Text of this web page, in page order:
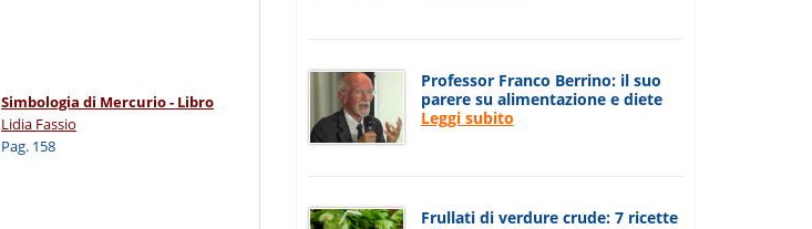
Simbologia di Mercurio - Libro
Lidia Fassio
Pag. 158
Professor Franco Berrino: il suo
parere su alimentazione e diete
Leggi subito
Frullati di verdure crude: 7 ricette